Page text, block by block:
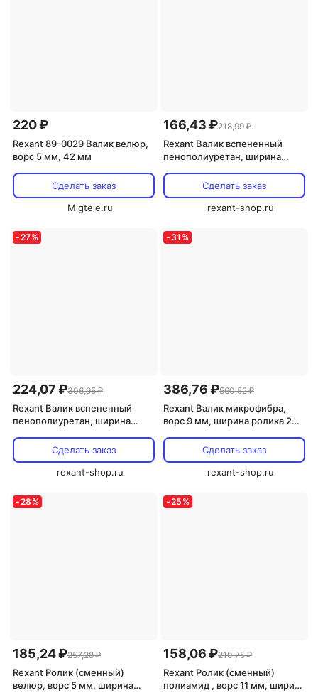
220 ₽
Rexant 89-0029 Валик велюр,
ворс 5 мм, 42 мм
Сделать заказ
Migtele.ru
166,43 ₽218,99 ₽
Rexant Валик вспененный
пенополиуретан, ширина
бюгель 6 мм, 89-0031 1 шт
Сделать заказ
rexant-shop.ru
-27%
224,07 ₽306,95 ₽
Rexant Валик вспененный
пенополиуретан, ширина
бюгель 6 мм, 89-0032 1 шт
Сделать заказ
rexant-shop.ru
- 31 %
386,76 ₽560,52 ₽
Rexant Валик микрофибра,
ворс 9 мм, ширина ролика 240
Сделать заказ
rexant-shop.ru
-28 %
185,24 ₽257,28 ₽
Rexant Ролик (сменный)
велюр, ворс 5 мм, ширина
-25 %
158,06 ₽210,75 ₽
Rexant Ролик (сменный)
полиамид , ворс 11 мм, ширина